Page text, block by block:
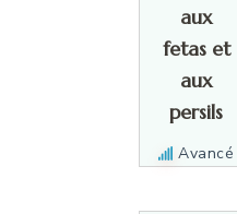
aux
fetas et
aux
persils
Avancé